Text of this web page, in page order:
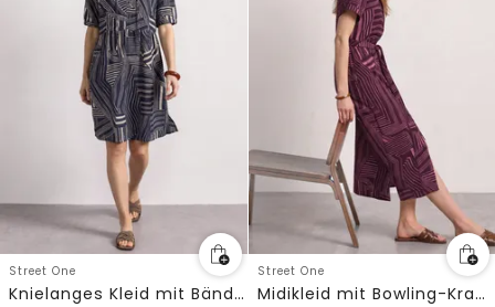
Street One
Knielanges Kleid mit Bänderdetail
Street One
Midikleid mit Bowling-Kragen